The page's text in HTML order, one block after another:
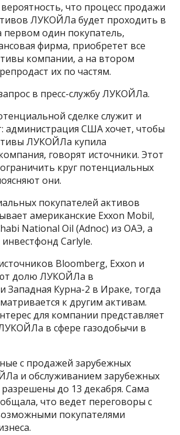
что процесс продажи
ЛУКОЙЛа будет проходить в
первом один покупатель,
фирма, приобретет все
компании, а на втором
их по частям.
в пресс-службу ЛУКОЙЛа.
сделке служит и
администрация США хочет, чтобы
ЛУКОЙЛа купила
говорят источники. Этот
круг потенциальных
они.
покупателей активов
американские Exxon Mobil,
National Oil (Adnoc) из ОАЭ, а
Carlyle.
Bloomberg, Exxon и
долю ЛУКОЙЛа в
Западная Курна-2 в Ираке, тогда
к другим активам.
для компании представляет
в сфере газодобычи в
с продажей зарубежных
и обслуживанием зарубежных
до 13 декабря. Сама
что ведет переговоры с
покупателями